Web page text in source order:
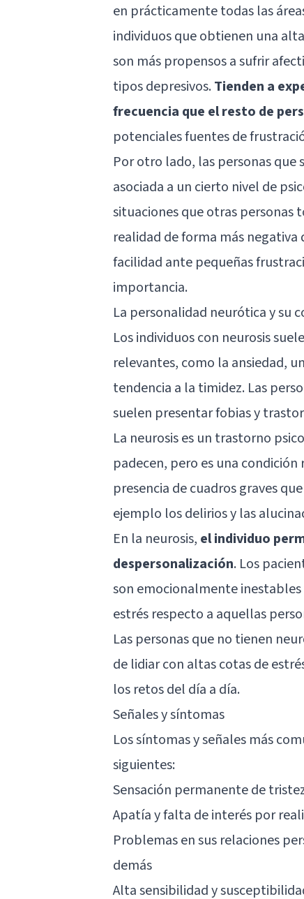
en prácticamente todas las
individuos que obtienen una
son más propensos a sufrir
tipos depresivos.Tienden a
frecuencia que el resto de
potenciales fuentes de
Por otro lado, las personas que
asociada a un cierto nivel de
situaciones que otras personas
realidad de forma más negativa
facilidad ante pequeñas
importancia.
La personalidad neurótica y su
Los individuos con neurosis
relevantes, como la ansiedad,
tendencia a la timidez. Las
suelen presentarfobiasy
La neurosis es un trastorno
padecen, pero es una
presencia de cuadros graves
ejemplo los delirios y las
En la neurosis, el individuo
despersonalización. Los
son emocionalmente inestables
estrés respecto a aquellas
Las personas que no tienen
de lidiar con altas cotas de
los retos del día a día.
Señales y síntomas
Los síntomas y señales más
siguientes:
Sensación permanente de
Apatía y falta de interés por
Problemas en sus relaciones
demás
Alta sensibilidad y